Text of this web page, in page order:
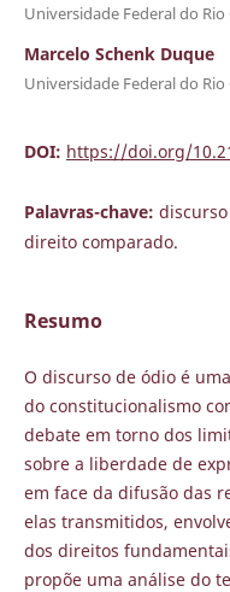
Universidade Federal do
Marcelo Schenk Duque
Universidade Federal do
DOI: https://doi.org/
Palavras-chave:
direito comparado.
Resumo
O discurso de ódio é
do constitucionalismo
debate em torno dos
sobre a liberdade de
em face da difusão das
elas transmitidos,
dos direitos
propõe uma análise do